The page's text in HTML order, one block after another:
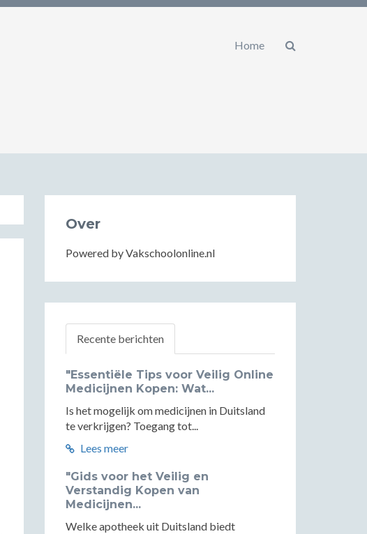
Home
Over
Powered by Vakschoolonline.nl
Recente berichten
"Essentiële Tips voor Veilig Online
Medicijnen Kopen: Wat...
Is het mogelijk om medicijnen in Duitsland
te verkrijgen? Toegang tot...
Lees meer
"Gids voor het Veilig en
Verstandig Kopen van
Medicijnen...
Welke apotheek uit Duitsland biedt